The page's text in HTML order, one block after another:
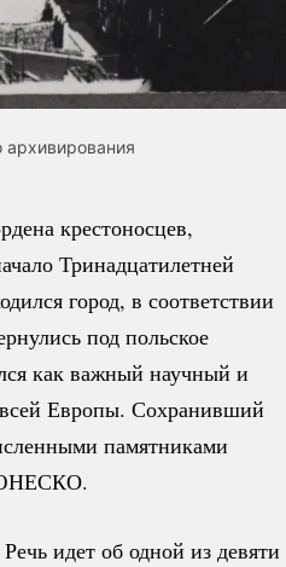
архивирования
крестоносцев,
Тринадцатилетней
город, в соответствии
под польское
как важный научный и
Европы. Сохранивший
памятниками
ЮНЕСКО.
идет об одной из девяти